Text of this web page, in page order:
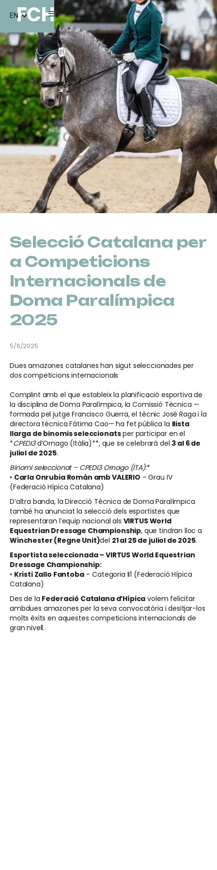
FCH
EN
Selecció Catalana per
a Competicions
Internacionals de
Doma Paralímpica
2025
5/6/2025
Dues amazones catalanes han sigut seleccionades per
dos competicions internacionals
Complint amb el que estableix la planificació esportiva de
la disciplina de Doma Paralímpica, la Comissió Tècnica —
formada pel jutge Francisco Guerra, el tècnic José Raga i la
directora tècnica Fátima Cao— ha fet pública la llista
llarga de binomis seleccionatsper participar en el
*CPEDI3d’Ornago (Itàlia)**, que se celebrarà del 3 al 6 de
juliol de 2025.
Binomi seleccionat – CPEDI3 Ornago (ITA):*
• Carla Onrubia Román amb VALERIO – Grau IV
(Federació Hípica Catalana)
D’altra banda, la Direcció Tècnica de Doma Paralímpica
també ha anunciat la selecció dels esportistes que
representaran l’equip nacional als VIRTUS World
Equestrian Dressage Championship, que tindran lloc a
Winchester (Regne Unit)del 21 al 25 de juliol de 2025.
Esportista seleccionada – VIRTUS World Equestrian
Dressage Championship:
• Kristi Zallo Fantoba– Categoria II1 (Federació Hípica
Catalana)
Des de la Federació Catalana d’Hípica volem felicitar
ambdues amazones per la seva convocatòria i desitjar-los
molts èxits en aquestes competicions internacionals de
gran nivell.